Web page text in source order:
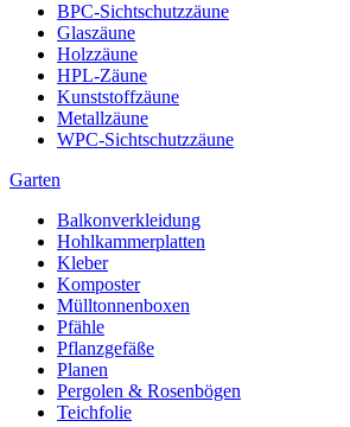
BPC-Sichtschutzzäune
Glaszäune
Holzzäune
HPL-Zäune
Kunststoffzäune
Metallzäune
WPC-Sichtschutzzäune
Garten
Balkonverkleidung
Hohlkammerplatten
Kleber
Komposter
Mülltonnenboxen
Pfähle
Pflanzgefäße
Planen
Pergolen & Rosenbögen
Teichfolie